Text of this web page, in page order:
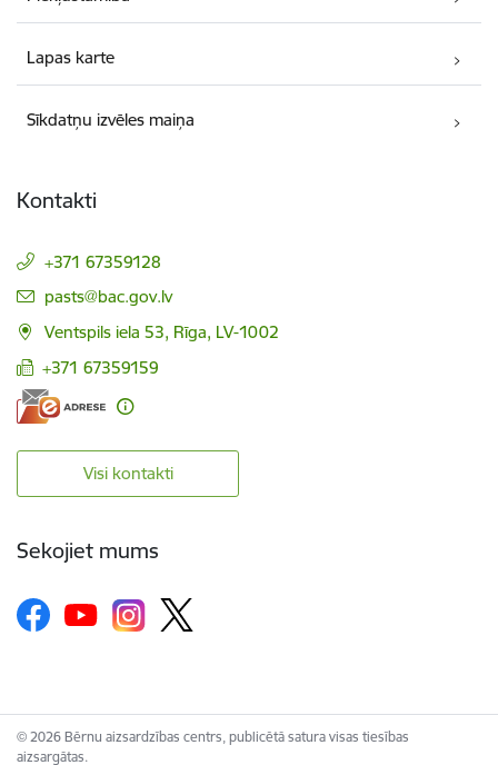
Lapas karte
Sīkdatņu izvēles maiņa
Kontakti
+371 67359128
E-pasts:
pasts@bac.gov.lv
Ventspils iela 53, Rīga, LV-1002
+371 67359159
Visi kontakti
Sekojiet mums
© 2026 Bērnu aizsardzības centrs, publicētā satura visas tiesības
aizsargātas.